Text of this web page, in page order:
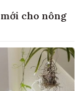
cho nông